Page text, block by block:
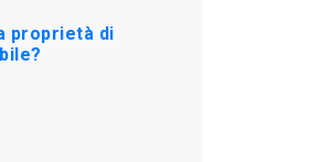
proprietà di